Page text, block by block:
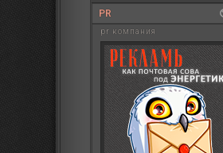
PR
pr компания